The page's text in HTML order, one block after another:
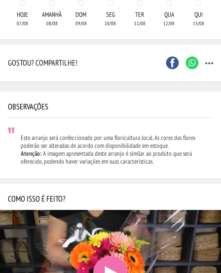
HOJE
07/08
AMANHÃ
08/08
DOM
09/08
SEG
10/08
TER
11/08
QUA
12/08
QUI
13/08
GOSTOU? COMPARTILHE! ...
OBSERVAÇÕES
Este arranjo será confeccionado por uma floricultura local. As cores das flores
poderão ser alteradas de acordo com disponibilidade em estoque.
Atenção:A imagem apresentada deste arranjo é similar ao produto que será
oferecido, podendo haver variações em suas características.
COMO ISSO É FEITO?